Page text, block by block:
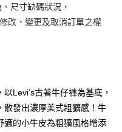
視為交易完成。
但若您需要取消訂單，請聯絡
視為有效，需透過AFTEE先享
結帳頁面顯示為準，若有關於
先享後付」服務完成之交
尺寸缺碼狀況，
改、變更及取消訂單之權
Levi’s古著牛仔褲為基底，
散發出濃厚美式粗獷感！牛
適的小牛皮為粗獷風格增添